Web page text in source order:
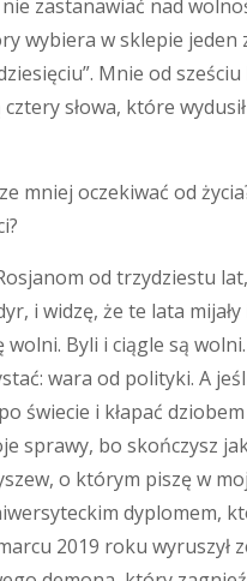
zastanawiać nad
wybiera w sklepie
Mnie od
słowa, które
mniej oczekiwać od
od trzydziestu
i widzę, że te lata
wolni. Byli i ciągle są
wara od polityki. A
świecie i kłapać
sprawy, bo skończysz
o którym piszę w
dyplomem,
2019 roku wyruszył